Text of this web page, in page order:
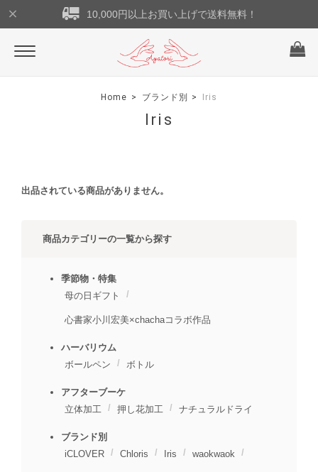
10,000円以上お買い上げで送料無料！
Home ブランド別 Iris
Iris
出品されている商品がありません。
商品カテゴリーの一覧から探す
季節物・特集
母の日ギフト
心書家小川宏美×chachaコラボ作品
ハーバリウム
ボールペン
ボトル
アフターブーケ
立体加工
押し花加工 ナチュラルドライ
ブランド別
iCLOVER
Chloris Iris waokwaok